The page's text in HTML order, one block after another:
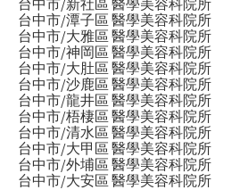
台中市/潭子區 醫學美容科院所
台中市/大雅區 醫學美容科院所
台中市/神岡區 醫學美容科院所
台中市/大肚區 醫學美容科院所
台中市/沙鹿區 醫學美容科院所
台中市/龍井區 醫學美容科院所
台中市/梧棲區 醫學美容科院所
台中市/清水區 醫學美容科院所
台中市/大甲區 醫學美容科院所
台中市/外埔區 醫學美容科院所
台中市/大安區 醫學美容科院所